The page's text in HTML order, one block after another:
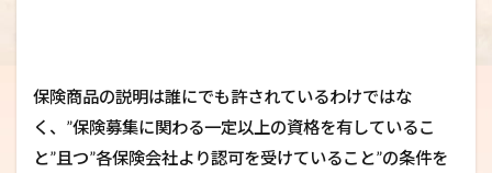
保険商品の説明は誰にでも許されているわけではな
く、”保険募集に関わる一定以上の資格を有しているこ
と”且つ”各保険会社より認可を受けていること”の条件を